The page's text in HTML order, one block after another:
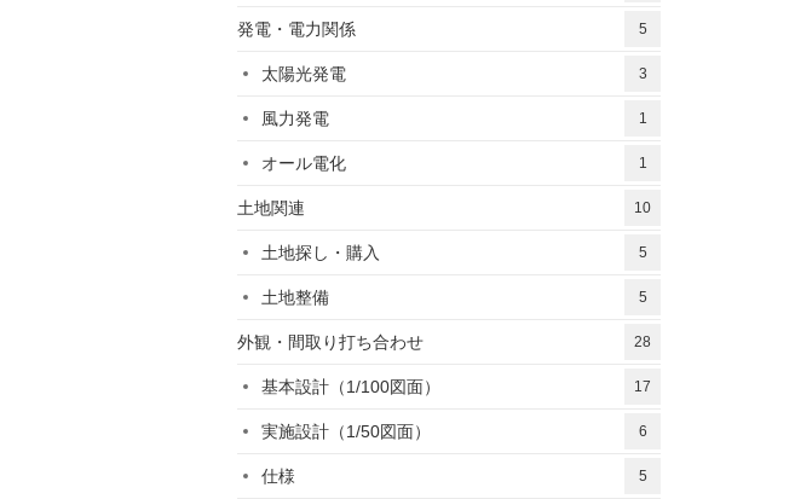
発電・電力関係 5
太陽光発電 3
風力発電 1
オール電化 1
土地関連 10
土地探し・購入 5
土地整備 5
外観・間取り打ち合わせ 28
基本設計（1/100図面） 17
実施設計（1/50図面） 6
仕様 5